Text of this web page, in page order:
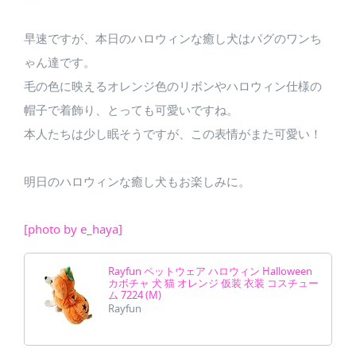
早速ですが、本日のハロウィンな癒し犬はパグのワンち
ゃん達です。
毛の色に映えるオレンジ色のリボンやハロウィン仕様の
帽子で着飾り、とっても可愛いですね。
本人たちは少し眠そうですが、この表情がまた可愛い！
明日のハロウィンな癒し犬もお楽しみに。
[photo by e_haya]
Rayfun ペットウェア ハロウィン Halloween
カボチャ 犬 猫 オレンジ 仮装 衣装 コスチュー
ム 7224 (M)
Rayfun